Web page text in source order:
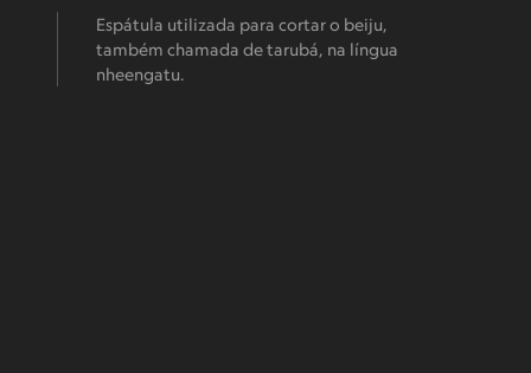
Espátula utilizada para cortar o beiju,
também chamada de tarubá, na língua
nheengatu.